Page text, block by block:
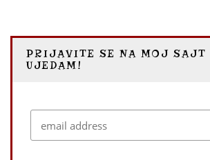
PRIJAVITE SE NA MOJ SAJT
UJEDAM!